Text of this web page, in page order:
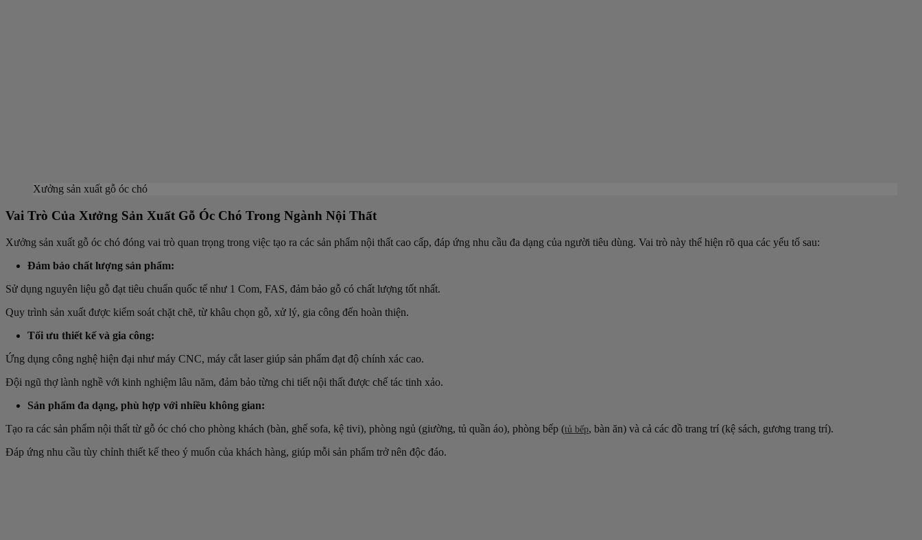
Xưởng sản xuất gỗ óc chó
Vai Trò Của Xưởng Sản Xuất Gỗ Óc Chó Trong Ngành Nội Thất
Xưởng sản xuất gỗ óc chó đóng vai trò quan trọng trong việc tạo ra các sản phẩm nội thất cao cấp, đáp ứng nhu cầu đa dạng của người tiêu dùng. Vai trò này thể hiện rõ qua các yếu tố sau:
Đảm bảo chất lượng sản phẩm:
Sử dụng nguyên liệu gỗ đạt tiêu chuẩn quốc tế như 1 Com, FAS, đảm bảo gỗ có chất lượng tốt nhất.
Quy trình sản xuất được kiểm soát chặt chẽ, từ khâu chọn gỗ, xử lý, gia công đến hoàn thiện.
Tối ưu thiết kế và gia công:
Ứng dụng công nghệ hiện đại như máy CNC, máy cắt laser giúp sản phẩm đạt độ chính xác cao.
Đội ngũ thợ lành nghề với kinh nghiệm lâu năm, đảm bảo từng chi tiết nội thất được chế tác tinh xảo.
Sản phẩm đa dạng, phù hợp với nhiều không gian:
Tạo ra các sản phẩm nội thất từ gỗ óc chó cho phòng khách (bàn, ghế sofa, kệ tivi), phòng ngủ (giường, tủ quần áo), phòng bếp (tủ bếp, bàn ăn) và cả các đồ trang trí (kệ sách, gương trang trí).
Đáp ứng nhu cầu tùy chỉnh thiết kế theo ý muốn của khách hàng, giúp mỗi sản phẩm trở nên độc đáo.